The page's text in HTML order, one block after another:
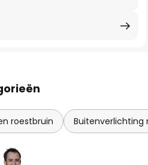
roestbruin Buitenverlichting